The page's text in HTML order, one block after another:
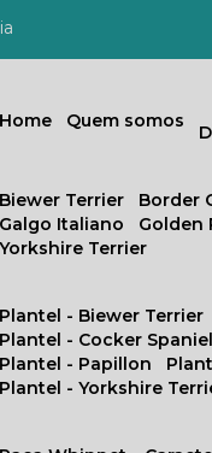
Home Quem somos
Plantel - Biewer Terrier
Plantel - Cocker
Plantel - Papillon
Plantel - Yorkshire
Biewer Terrier
Border
Galgo Italiano
Yorkshire Terrier